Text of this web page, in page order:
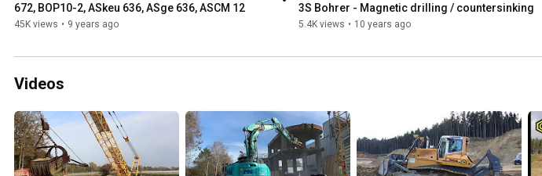
672, BOP10-2, ASkeu 636, ASge 636, ASCM 12
45K views • 9 years ago
3S Bohrer - Magnetic drilling / countersinking
5.4K views • 10 years ago
Videos